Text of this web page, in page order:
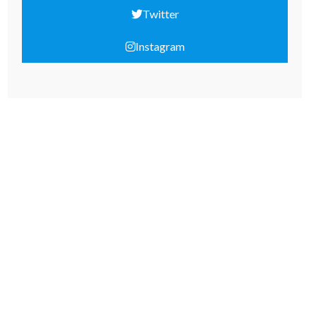
Twitter
Instagram